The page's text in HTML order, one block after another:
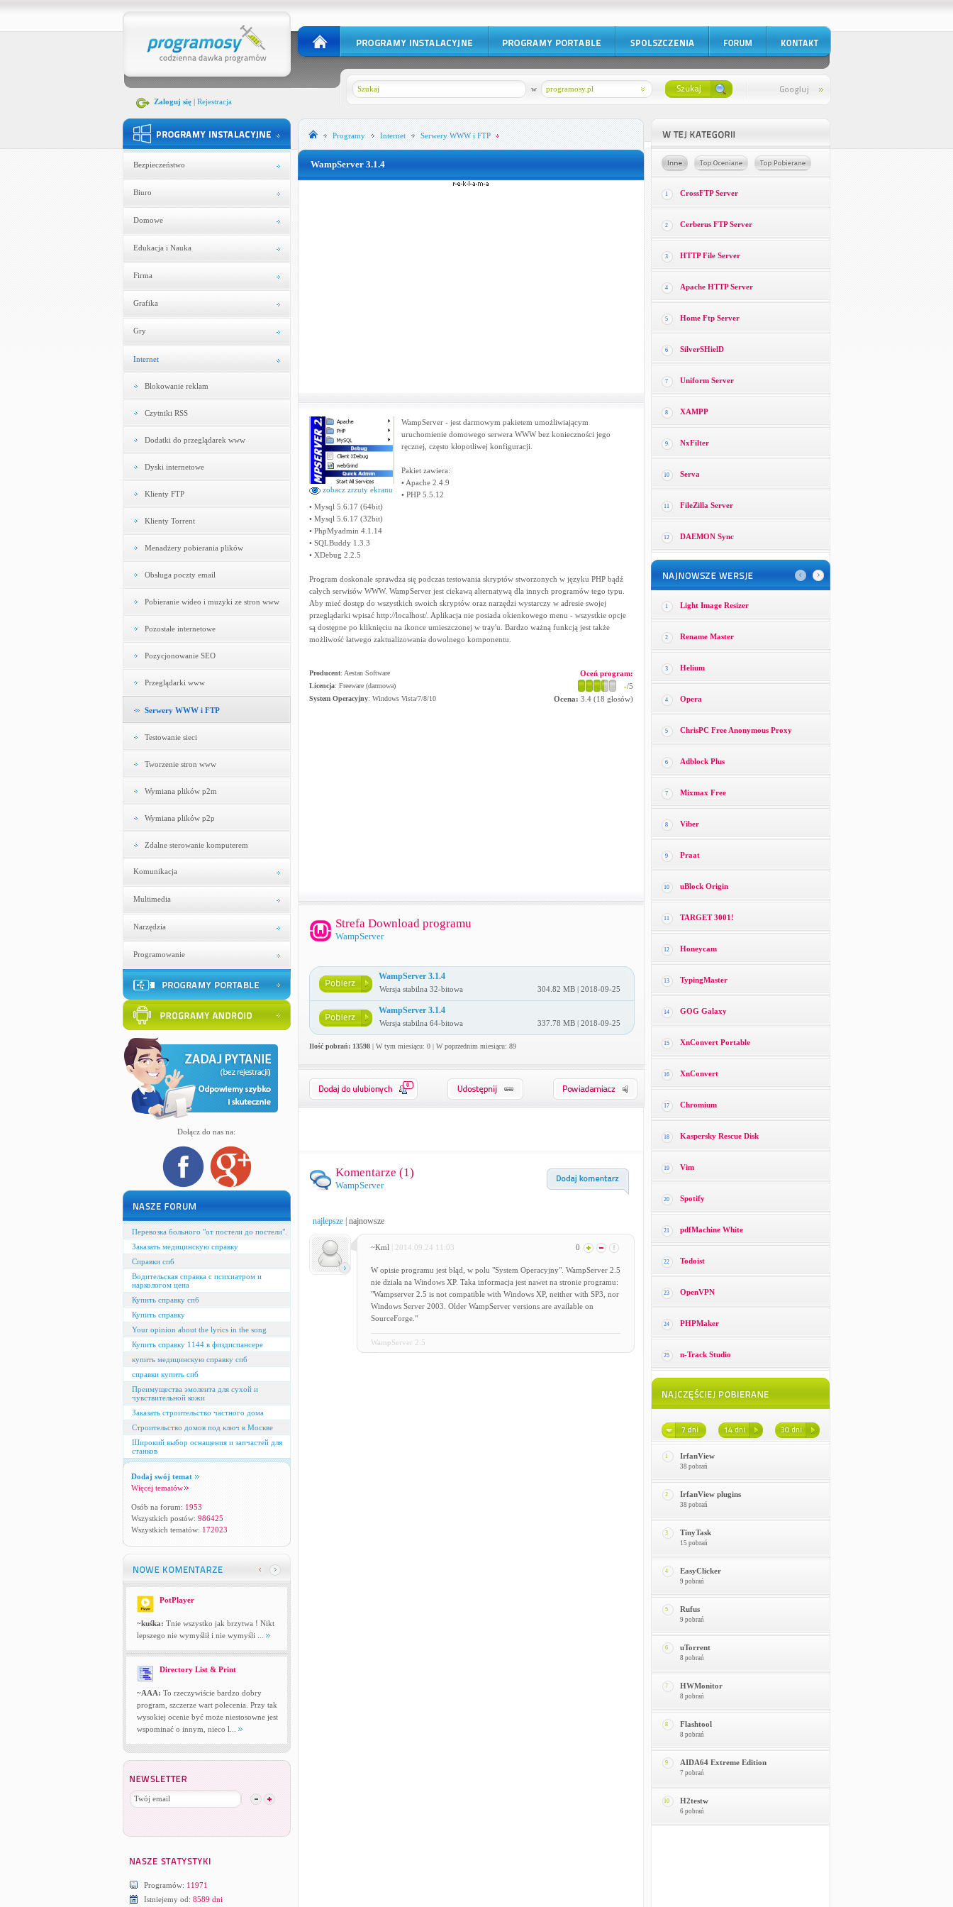
Zaloguj się| Rejestracja
programosy.pl
w
Bezpieczeństwo
Biuro
Domowe
Edukacja i Nauka
Firma
Grafika
Gry
Internet
Blokowanie reklam
Czytniki RSS
Dodatki do przeglądarek www
Dyski internetowe
Klienty FTP
Klienty Torrent
Menadżery pobierania plików
Obsługa poczty email
Pobieranie wideo i muzyki ze stron www
Pozostałe internetowe
Pozycjonowanie SEO
Przeglądarki www
Serwery WWW i FTP
Testowanie sieci
Tworzenie stron www
Wymiana plików p2m
Wymiana plików p2p
Zdalne sterowanie komputerem
Komunikacja
Multimedia
Narzędzia
Programowanie
Dołącz do nas na:
Перевозка больного "от постели до постели".
Заказать медицинскую справку
Справки спб
Водительская справка с психиатром и
наркологом цена
Купить справку спб
Купить справку
Your opinion about the lyrics in the song
Купить справку 1144 в физдиспансере
купить медицинскую справку спб
справки купить спб
Преимущества эмолента для сухой и
чувствительной кожи
Заказать строительство частного дома
Строительство домов под ключ в Москве
Широкий выбор оснащения и запчастей для
станков
Dodaj swój temat
Więcej tematów
Osób na forum: 1953
Wszystkich postów: 986425
Wszystkich tematów: 172023
PotPlayer
~kuśka: Tnie wszystko jak brzytwa ! Nikt
lepszego nie wymyślił i nie wymyśli ...
Directory List & Print
~AAA: To rzeczywiście bardzo dobry
program, szczerze wart polecenia. Przy tak
wysokiej ocenie być może niestosowne jest
wspominać o innym, nieco l...
Programów: 11971
Istniejemy od: 8589 dni
Programy Internet Serwery WWW i FTP
WampServer 3.1.4
zobacz zrzuty ekranu
WampServer - jest darmowym pakietem umożliwiającym
uruchomienie domowego serwera WWW bez konieczności jego
ręcznej, często kłopotliwej konfiguracji.
Pakiet zawiera:
• Apache 2.4.9
• PHP 5.5.12
• Mysql 5.6.17 (64bit)
• Mysql 5.6.17 (32bit)
• PhpMyadmin 4.1.14
• SQLBuddy 1.3.3
• XDebug 2.2.5
Program doskonale sprawdza się podczas testowania skryptów stworzonych w języku PHP bądź
całych serwisów WWW. WampServer jest ciekawą alternatywą dla innych programów tego typu.
Aby mieć dostęp do wszystkich swoich skryptów oraz narzędzi wystarczy w adresie swojej
przeglądarki wpisać http://localhost/. Aplikacja nie posiada okienkowego menu - wszystkie opcje
są dostępne po kliknięciu na ikonce umieszczonej w tray'u. Bardzo ważną funkcją jest także
możliwość łatwego zaktualizowania dowolnego komponentu.
Producent: Aestan Software
Licencja: Freeware (darmowa)
System Operacyjny: Windows Vista/7/8/10
Oceń program:
-/5
Ocena: 3.4(18 głosów)
Strefa Download programu
WampServer
WampServer 3.1.4
Wersja stabilna 32-bitowa 304.82 MB | 2018-09-25
WampServer 3.1.4
Wersja stabilna 64-bitowa 337.78 MB | 2018-09-25
Ilość pobrań: 13598| W tym miesiącu: 0 | W poprzednim miesiącu: 89
0
Komentarze (1)
WampServer
najlepsze| najnowsze
~Kml | 2014.09.24 11:03 0
W opisie programu jest błąd, w polu "System Operacyjny". WampServer 2.5
nie działa na Windows XP. Taka informacja jest nawet na stronie programu:
"Wampserver 2.5 is not compatible with Windows XP, neither with SP3, nor
Windows Server 2003. Older WampServer versions are available on
SourceForge."
WampServer 2.5
1 CrossFTP Server
2 Cerberus FTP Server
3 HTTP File Server
4 Apache HTTP Server
5 Home Ftp Server
6 SilverSHielD
7 Uniform Server
8 XAMPP
9 NxFilter
10 Serva
11 FileZilla Server
12 DAEMON Sync
1 Light Image Resizer
2 Rename Master
3 Helium
4 Opera
5 ChrisPC Free Anonymous Proxy
6 Adblock Plus
7 Mixmax Free
8 Viber
9 Praat
10 uBlock Origin
11 TARGET 3001!
12 Honeycam
13 TypingMaster
14 GOG Galaxy
15 XnConvert Portable
16 XnConvert
17 Chromium
18 Kaspersky Rescue Disk
19 Vim
20 Spotify
21 pdfMachine White
22 Todoist
23 OpenVPN
24 PHPMaker
25 n-Track Studio
1 IrfanView
38 pobrań
2 IrfanView plugins
38 pobrań
3 TinyTask
15 pobrań
4 EasyClicker
9 pobrań
5 Rufus
9 pobrań
6 uTorrent
8 pobrań
7 HWMonitor
8 pobrań
8 Flashtool
8 pobrań
9 AIDA64 Extreme Edition
7 pobrań
10 H2testw
6 pobrań